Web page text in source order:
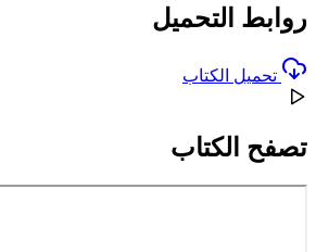
روابط التحميل
تحميل الكتاب
تصفح الكتاب